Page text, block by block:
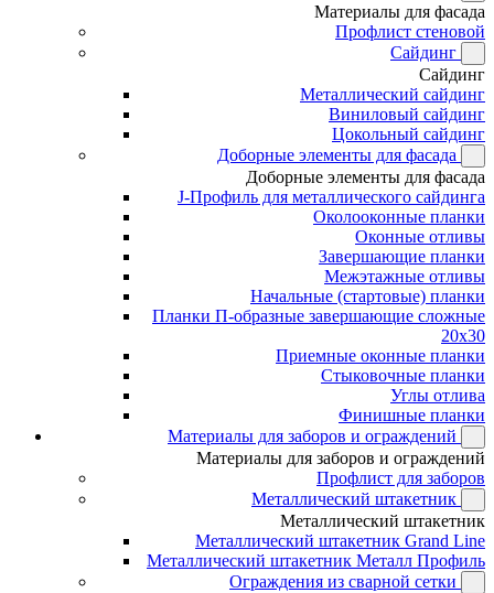
Материалы для фасада
Профлист стеновой
Сайдинг
Сайдинг
Металлический сайдинг
Виниловый сайдинг
Цокольный сайдинг
Доборные элементы для фасада
Доборные элементы для фасада
J-Профиль для металлического сайдинга
Околооконные планки
Оконные отливы
Завершающие планки
Межэтажные отливы
Начальные (стартовые) планки
Планки П-образные завершающие сложные
20x30
Приемные оконные планки
Стыковочные планки
Углы отлива
Финишные планки
Материалы для заборов и ограждений
Материалы для заборов и ограждений
Профлист для заборов
Металлический штакетник
Металлический штакетник
Металлический штакетник Grand Line
Металлический штакетник Металл Профиль
Ограждения из сварной сетки